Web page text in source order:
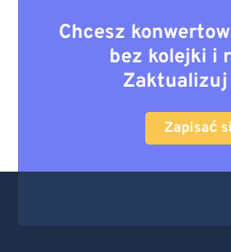
Chcesz
bez kolejki i
Zapisać